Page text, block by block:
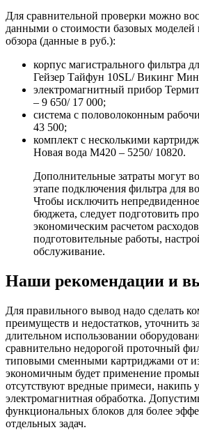
Для сравнительной проверки можно
данными о стоимости базовых моделей
обзора (данные в руб.):
корпус магистрального фильтра
Гейзер Тайфун 10SL/ Викинг
электромагнитный прибор
– 9 650/ 17 000;
система с половолоконным
43 500;
комплект с несколькими
Новая вода М420 – 5250/ 10820.
Дополнительные затраты могут
этапе подключения фильтра для
Чтобы исключить
бюджета, следует подготовить
экономическим расчетом
подготовительные работы,
обслуживание.
Наши рекомендации и
Для правильного вывод надо сделать
преимуществ и недостатков, уточнить
длительном использовании
сравнительно недорогой проточный
типовыми сменными картриджами от
экономичным будет применение
отсутствуют вредные примеси, накипь
электромагнитная обработка.
функциональных блоков для более
отдельных задач.